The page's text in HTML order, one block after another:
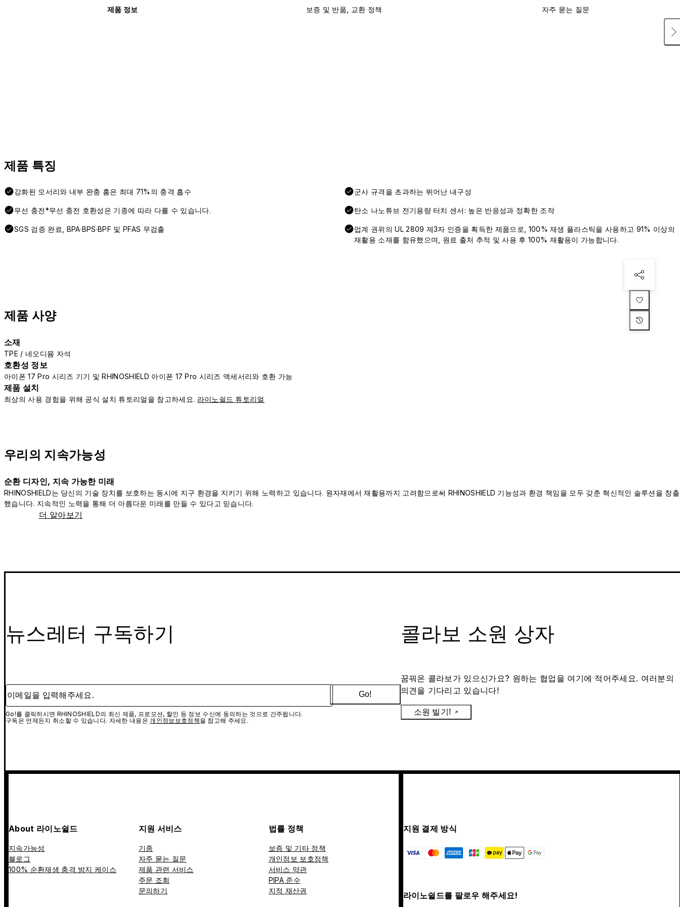
제품 정보 보증 및 반품, 교환 정책 자주 묻는 질문
제품 특징
강화된 모서리와 내부 완충 홈은 최대 71%의 충격 흡수 군사 규격을 초과하는 뛰어난 내구성
무선 충전*무선 충전 호환성은 기종에 따라 다를 수 있습니다. 탄소 나노튜브 전기용량 터치 센서: 높은 반응성과 정확한 조작
SGS 검증 완료, BPA·BPS·BPF 및 PFAS 무검출
업계 권위의 UL 2809 제3자 인증을 획득한 제품으로, 100% 재생 플라스틱을 사용하고 91% 이상의
재활용 소재를 함유했으며, 원료 출처 추적 및 사용 후 100% 재활용이 가능합니다.
제품 사양
소재
TPE / 네오디뮴 자석
호환성 정보
아이폰 17 Pro 시리즈 기기 및 RHINOSHIELD 아이폰 17 Pro 시리즈 액세서리와 호환 가능
제품 설치
최상의 사용 경험을 위해 공식 설치 튜토리얼을 참고하세요. 라이노쉴드 튜토리얼
우리의 지속가능성
순환 디자인, 지속 가능한 미래
RHINOSHIELD는 당신의 기술 장치를 보호하는 동시에 지구 환경을 지키기 위해 노력하고 있습니다. 원자재에서 재활용까지 고려함으로써 RHINOSHIELD 기능성과 환경 책임을 모두 갖춘 혁신적인 솔루션을 창출
했습니다. 지속적인 노력을 통해 더 아름다운 미래를 만들 수 있다고 믿습니다.
더 알아보기
뉴스레터 구독하기
이메일을 입력해주세요.
Go!를 클릭하시면 RHINOSHIELD의 최신 제품, 프로모션, 할인 등 정보 수신에 동의하는 것으로 간주됩니다.
구독은 언제든지 취소할 수 있습니다. 자세한 내용은개인정보보호정책을 참고해 주세요.
Go!
콜라보 소원 상자
꿈꿔온 콜라보가 있으신가요? 원하는 협업을 여기에 적어주세요. 여러분의
의견을 기다리고 있습니다!
소원 빌기!
About 라이노쉴드
지속가능성
블로그
100% 순환재생 충격 방지 케이스
지원 서비스
기종
자주 묻는 질문
제품 관련 서비스
주문 조회
문의하기
법률 정책
보증 및 기타 정책
개인정보 보호정책
서비스 약관
PIPA 준수
지적 재산권
지원 결제 방식
라이노쉴드를 팔로우 해주세요!